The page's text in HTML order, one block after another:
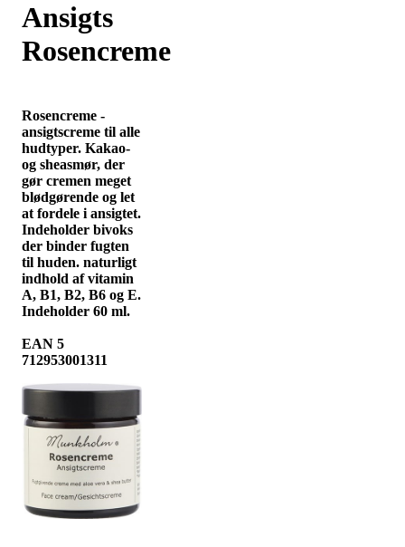
Ansigts
Rosencreme
Rosencreme -
ansigtscreme til alle
hudtyper. Kakao-
og sheasmør, der
gør cremen meget
blødgørende og let
at fordele i ansigtet.
Indeholder bivoks
der binder fugten
til huden. naturligt
indhold af vitamin
A, B1, B2, B6 og E.
Indeholder 60 ml.
EAN 5
712953001311